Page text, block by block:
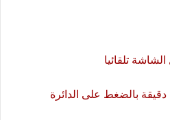
دقيقة بالضغط على الدائرة